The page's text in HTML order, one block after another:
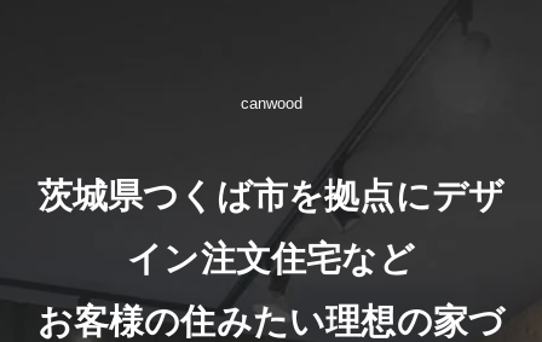
canwood
茨城県つくば市を拠点にデザ
イン注文住宅など
お客様の住みたい理想の家づ